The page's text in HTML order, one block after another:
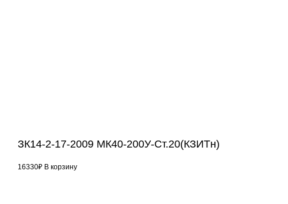
ЗК14-2-17-2009 МК40-200У-Ст.20(КЗИТн)
16330₽ В корзину